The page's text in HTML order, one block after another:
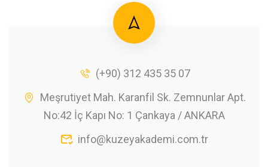
(+90) 312 435 35 07
Meşrutiyet Mah. Karanfil Sk. Zemnunlar Apt.
No:42 İç Kapı No: 1 Çankaya / ANKARA
info@kuzeyakademi.com.tr